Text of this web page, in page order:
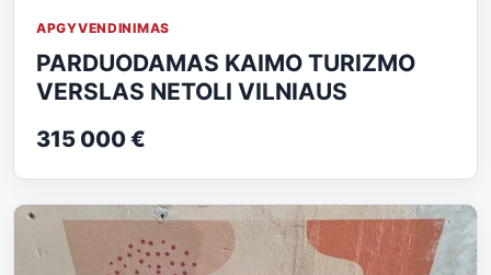
APGYVENDINIMAS
PARDUODAMAS KAIMO TURIZMO
VERSLAS NETOLI VILNIAUS
315 000 €